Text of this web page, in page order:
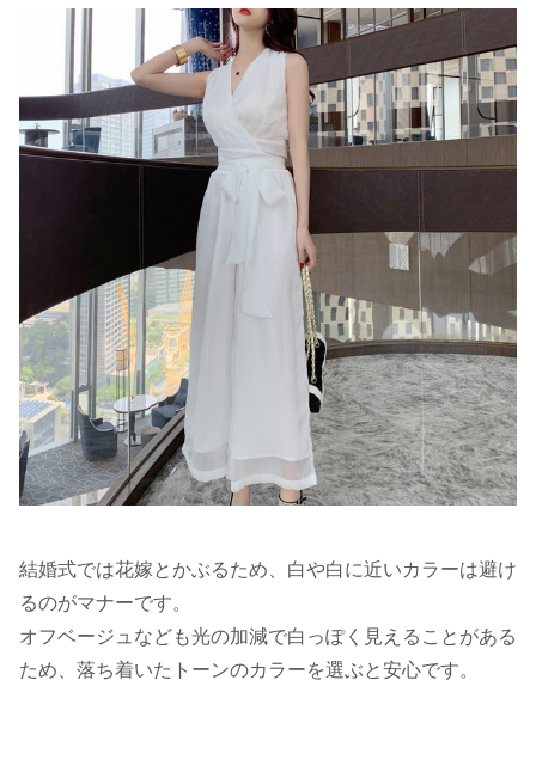
結婚式では花嫁とかぶるため、白や白に近いカラーは避け
るのがマナーです。
オフベージュなども光の加減で白っぽく見えることがある
ため、落ち着いたトーンのカラーを選ぶと安心です。